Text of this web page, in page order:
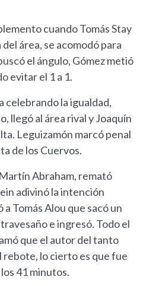
cuando Tomás Stay
área, se acomodó para
el ángulo, Gómez metió
evitar el 1 a 1.
celebrando la igualdad,
llegó al área rival y Joaquín
Leguizamón marcó penal
de los Cuervos.
Abraham, remató
adivinó la intención
Tomás Alou que sacó un
e ingresó. Todo el
que el autor del tanto
rebote, lo cierto es que fue
los 41 minutos.